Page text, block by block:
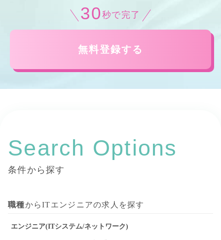
30 秒で完了
無料登録する
Search Options
条件から探す
職種からITエンジニアの求人を探す
エンジニア(ITシステム/ネットワーク)